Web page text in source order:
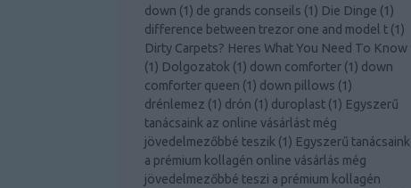
down (1) de grands conseils (1) Die Dinge (1)
difference between trezor one and model t (1)
Dirty Carpets? Heres What You Need To Know
(1) Dolgozatok (1) down comforter (1) down
comforter queen (1) down pillows (1)
drénlemez (1) drón (1) duroplast (1) Egyszerű
tanácsaink az online vásárlást még
jövedelmezőbbé teszik (1) Egyszerű tanácsaink
a prémium kollagén online vásárlás még
jövedelmezőbbé teszi a prémium kollagén